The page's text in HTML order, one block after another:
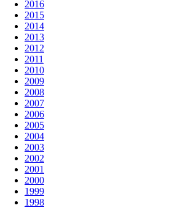
2016
2015
2014
2013
2012
2011
2010
2009
2008
2007
2006
2005
2004
2003
2002
2001
2000
1999
1998